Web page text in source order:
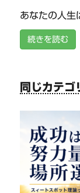
あなたの人生
続きを読む
同じカテゴ